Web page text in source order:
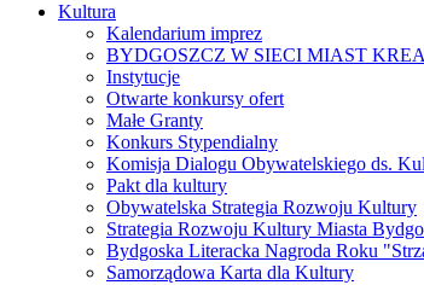
Kultura
Kalendarium imprez
BYDGOSZCZ W SIECI MIAST
Instytucje
Otwarte konkursy ofert
Małe Granty
Konkurs Stypendialny
Komisja Dialogu Obywatelskiego ds.
Pakt dla kultury
Obywatelska Strategia Rozwoju Kultury
Strategia Rozwoju Kultury Miasta
Bydgoska Literacka Nagroda Roku
Samorządowa Karta dla Kultury